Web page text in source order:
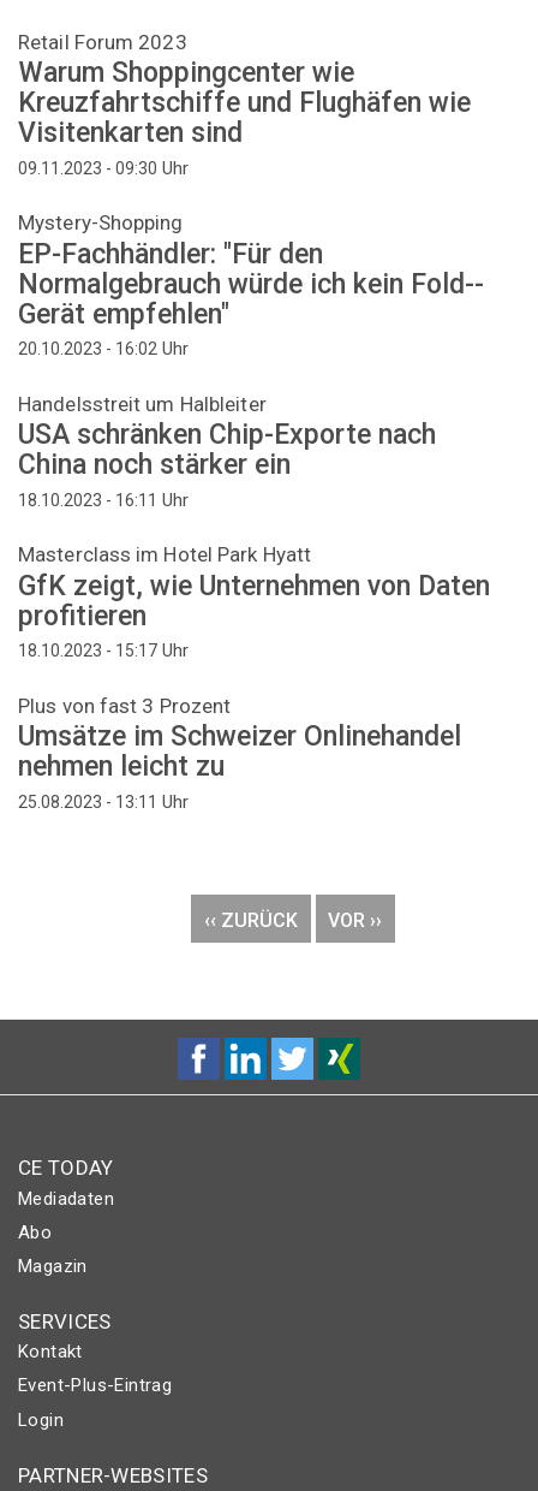
Retail Forum 2023
Warum Shoppingcenter wie
Kreuzfahrtschiffe und Flughäfen wie
Visitenkarten sind
09.11.2023 - 09:30 Uhr
Mystery-Shopping
EP-Fachhändler: "Für den
Normalgebrauch würde ich kein Fold-­
Gerät empfehlen"
20.10.2023 - 16:02 Uhr
Handelsstreit um Halbleiter
USA schränken Chip-Exporte nach
China noch stärker ein
18.10.2023 - 16:11 Uhr
Masterclass im Hotel Park Hyatt
GfK zeigt, wie Unternehmen von Daten
profitieren
18.10.2023 - 15:17 Uhr
Plus von fast 3 Prozent
Umsätze im Schweizer Onlinehandel
nehmen leicht zu
25.08.2023 - 13:11 Uhr
VORHERIGE
SEITE
‹‹ ZURÜCK
NÄCHSTE
SEITE
VOR ››
CE TODAY
Mediadaten
Abo
Magazin
SERVICES
Kontakt
Event-Plus-Eintrag
Login
PARTNER-WEBSITES